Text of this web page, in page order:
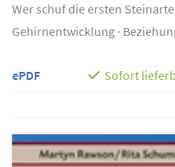
Wer schuf die ersten
Gehirnentwicklung ·
ePDF Sofort